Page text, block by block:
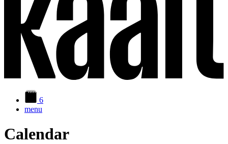
6
menu
Calendar